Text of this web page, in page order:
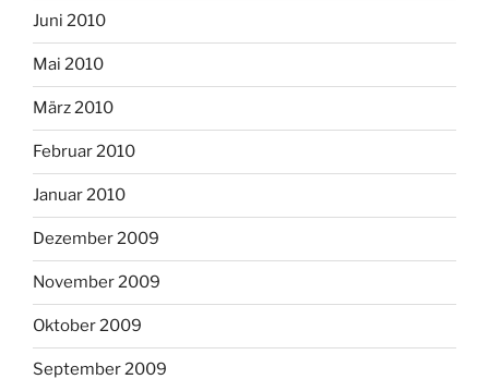
Juni 2010
Mai 2010
März 2010
Februar 2010
Januar 2010
Dezember 2009
November 2009
Oktober 2009
September 2009